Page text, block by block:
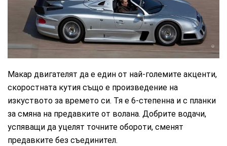
Макар двигателят да е един от най-големите акценти,
скоростната кутия също е произведение на
изкуството за времето си. Тя е 6-степенна и с планки
за смяна на предавките от волана. Добрите водачи,
успяващи да уцелят точните обороти, сменят
предавките без съединител.